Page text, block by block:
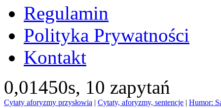
Regulamin
Polityka Prywatności
Kontakt
0,01450s, 10 zapytań
Cytaty aforyzmy przysłowia | Cytaty, aforyzmy, sentencje | Humor: